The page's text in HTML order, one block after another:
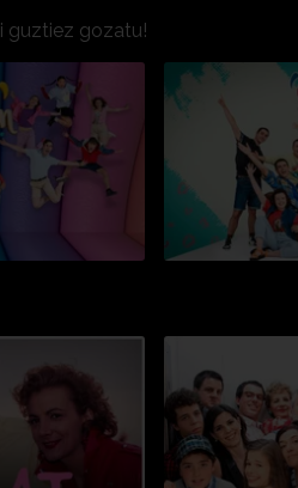
guztiez gozatu!